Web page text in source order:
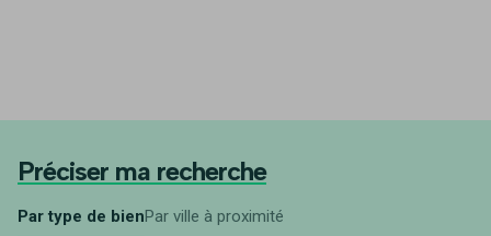
Préciser ma recherche
Par type de bienPar ville à proximité